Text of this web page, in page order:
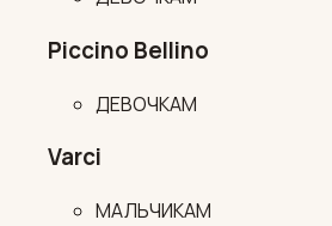
Piccino Bellino
ДЕВОЧКАМ
Varci
МАЛЬЧИКАМ